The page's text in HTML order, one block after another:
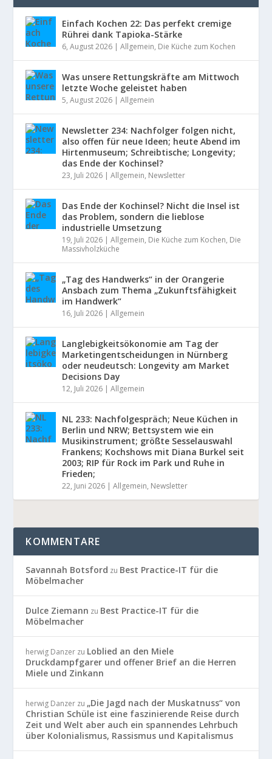
Einfach Kochen 22: Das perfekt cremige
Rührei dank Tapioka-Stärke
6, August 2026 |Allgemein, Die Küche zum Kochen
Was unsere Rettungskräfte am Mittwoch
letzte Woche geleistet haben
5, August 2026 |Allgemein
Newsletter 234: Nachfolger folgen nicht,
also offen für neue Ideen; heute Abend im
Hirtenmuseum; Schreibtische; Longevity;
das Ende der Kochinsel?
23, Juli 2026 |Allgemein, Newsletter
Das Ende der Kochinsel? Nicht die Insel ist
das Problem, sondern die lieblose
industrielle Umsetzung
19, Juli 2026 |Allgemein, Die Küche zum Kochen, Die
Massivholzküche
„Tag des Handwerks“ in der Orangerie
Ansbach zum Thema „Zukunftsfähigkeit
im Handwerk“
16, Juli 2026 |Allgemein
Langlebigkeitsökonomie am Tag der
Marketingentscheidungen in Nürnberg
oder neudeutsch: Longevity am Market
Decisions Day
12, Juli 2026 |Allgemein
NL 233: Nachfolgespräch; Neue Küchen in
Berlin und NRW; Bettsystem wie ein
Musikinstrument; größte Sesselauswahl
Frankens; Kochshows mit Diana Burkel seit
2003; RIP für Rock im Park und Ruhe in
Frieden;
22, Juni 2026 |Allgemein, Newsletter
KOMMENTARE
Savannah Botsford zu Best Practice-IT für die
Möbelmacher
Dulce Ziemann zu Best Practice-IT für die
Möbelmacher
herwig Danzer zu Loblied an den Miele
Druckdampfgarer und offener Brief an die Herren
Miele und Zinkann
herwig Danzer zu„Die Jagd nach der Muskatnuss“ von
Christian Schüle ist eine faszinierende Reise durch
Zeit und Welt aber auch ein spannendes Lehrbuch
über Kolonialismus, Rassismus und Kapitalismus